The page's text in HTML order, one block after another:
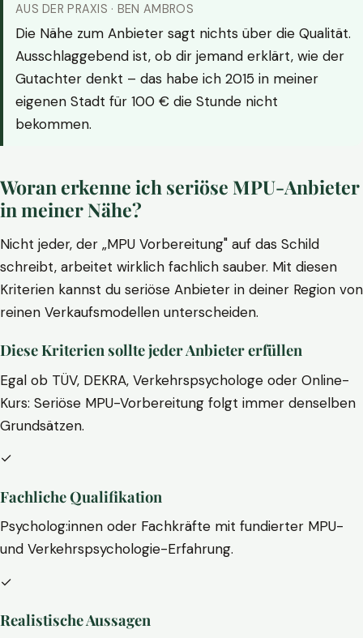
AUS DER PRAXIS · BEN AMBROS
Die Nähe zum Anbieter sagt nichts über die Qualität.
Ausschlaggebend ist, ob dir jemand erklärt, wie der
Gutachter denkt – das habe ich 2015 in meiner
eigenen Stadt für 100 € die Stunde nicht
bekommen.
Woran erkenne ich seriöse MPU-Anbieter
in meiner Nähe?
Nicht jeder, der „MPU Vorbereitung" auf das Schild
schreibt, arbeitet wirklich fachlich sauber. Mit diesen
Kriterien kannst du seriöse Anbieter in deiner Region von
reinen Verkaufsmodellen unterscheiden.
Diese Kriterien sollte jeder Anbieter erfüllen
Egal ob TÜV, DEKRA, Verkehrspsychologe oder Online-
Kurs: Seriöse MPU-Vorbereitung folgt immer denselben
Grundsätzen.
✓
Fachliche Qualifikation
Psycholog:innen oder Fachkräfte mit fundierter MPU-
und Verkehrspsychologie-Erfahrung.
✓
Realistische Aussagen